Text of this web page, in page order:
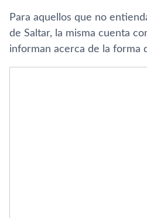
Para aquellos que no
de Saltar, la misma cuenta
informan acerca de la forma